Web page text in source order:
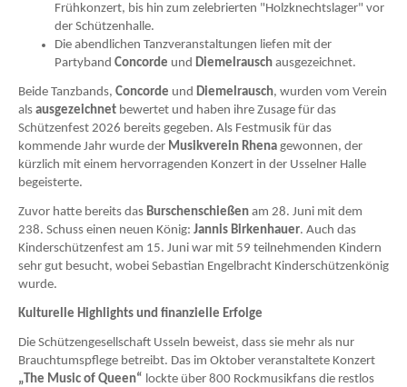
Frühkonzert, bis hin zum zelebrierten "Holzknechtslager" vor
der Schützenhalle.
Die abendlichen Tanzveranstaltungen liefen mit der
Partyband Concorde und Diemelrausch ausgezeichnet.
Beide Tanzbands, Concorde und Diemelrausch, wurden vom Verein
als ausgezeichnet bewertet und haben ihre Zusage für das
Schützenfest 2026 bereits gegeben. Als Festmusik für das
kommende Jahr wurde der Musikverein Rhena gewonnen, der
kürzlich mit einem hervorragenden Konzert in der Usselner Halle
begeisterte.
Zuvor hatte bereits das Burschenschießen am 28. Juni mit dem
238. Schuss einen neuen König: Jannis Birkenhauer. Auch das
Kinderschützenfest am 15. Juni war mit 59 teilnehmenden Kindern
sehr gut besucht, wobei Sebastian Engelbracht Kinderschützenkönig
wurde.
Kulturelle Highlights und finanzielle Erfolge
Die Schützengesellschaft Usseln beweist, dass sie mehr als nur
Brauchtumspflege betreibt. Das im Oktober veranstaltete Konzert
„The Music of Queen“ lockte über 800 Rockmusikfans die restlos